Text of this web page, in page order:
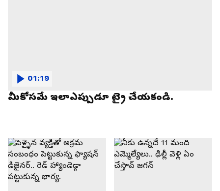
మీకోసమే ఇలాఎప్పుడూ ట్రై చేయకండి.
01:19